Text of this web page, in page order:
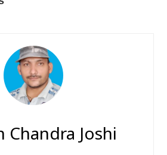
Chandra Joshi